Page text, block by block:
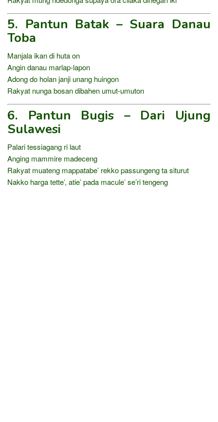
5. Pantun Batak – Suara Danau
Toba
Manjala ikan di huta on
Angin danau marlap-lapon
Adong do holan janji unang huingon
Rakyat nunga bosan dibahen umut-umuton
6. Pantun Bugis – Dari Ujung
Sulawesi
Palari tessiagang ri laut
Anging mammire madeceng
Rakyat muateng mappatabe’ rekko passungeng ta siturut
Nakko harga tette’, atie’ pada macule’ se’ri tengeng